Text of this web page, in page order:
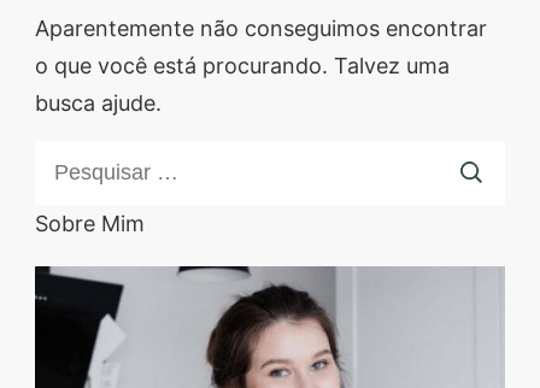
Descubra sobremesas
que vão facilitar sua
um almoço delicioso,
um jantar especial ou
sobremesas de dar água
Aparentemente não conseguimos encontrar
o que você está procurando. Talvez uma
busca ajude.
Sobre Mim